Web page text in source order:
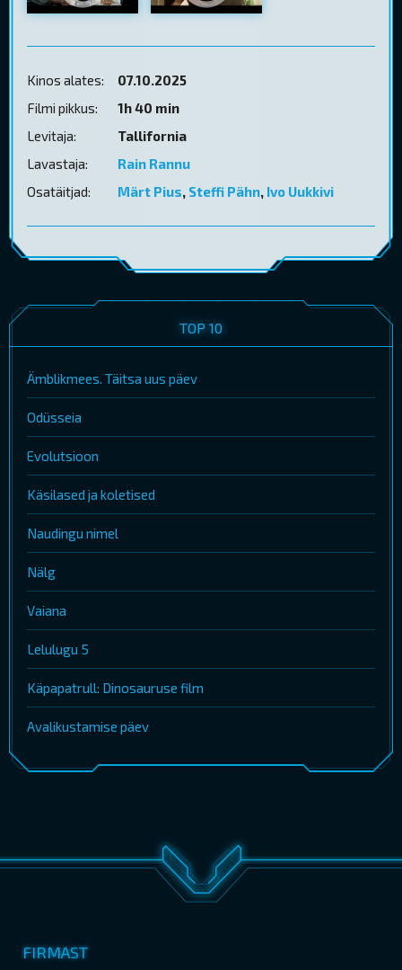
Kinos alates:
07.10.2025
Filmi pikkus:
1h 40 min
Levitaja:
Tallifornia
Lavastaja:
Rain Rannu
Osatäitjad:
Märt Pius, Steffi Pähn, Ivo Uukkivi
TOP 10
Ämblikmees. Täitsa uus päev
Odüsseia
Evolutsioon
Käsilased ja koletised
Naudingu nimel
Nälg
Vaiana
Lelulugu 5
Käpapatrull: Dinosauruse film
Avalikustamise päev
FIRMAST